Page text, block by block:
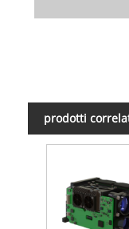
prodotti